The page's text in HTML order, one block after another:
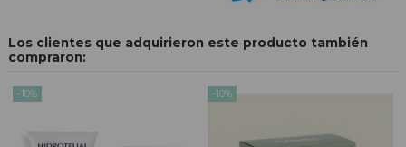
Los clientes que adquirieron este producto también
compraron:
-10% -10%